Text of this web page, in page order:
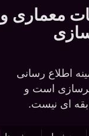
معماری و
اطلاع رسانی
است و
ای نیست.
جمهوری اسلامی